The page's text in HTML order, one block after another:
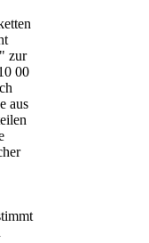
zur
00
aus